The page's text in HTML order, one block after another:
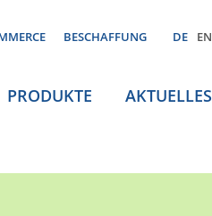
BESCHAFFUNG DE EN
PRODUKTE AKTUELLES